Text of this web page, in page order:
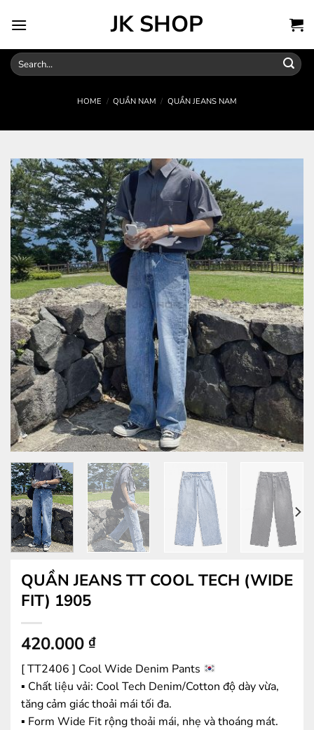
JK SHOP
Search
for:
HOME / QUẦN NAM / QUẦN JEANS NAM
QUẦN JEANS TT COOL TECH (WIDE
FIT) 1905
420.000 ₫
[ TT2406 ] Cool Wide Denim Pants
▪️ Chất liệu vải: Cool Tech Denim/Cotton độ dày vừa,
tăng cảm giác thoải mái tối đa.
▪️ Form Wide Fit rộng thoải mái, nhẹ và thoáng mát.